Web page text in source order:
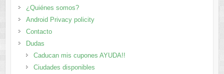
¿Quiénes somos?
Android Privacy policity
Contacto
Dudas
Caducan mis cupones AYUDA!!
Ciudades disponibles